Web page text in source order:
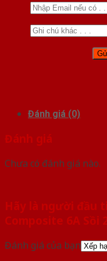
Đánh giá (0)
Đánh giá
Chưa có đánh giá nào.
Hãy là người đầu
Composite 6A Sồi
Đánh giá của bạn